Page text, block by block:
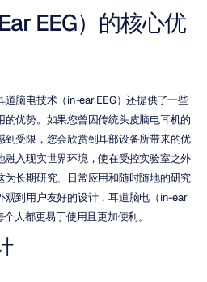
EEG）的核心优
脑电技术（in-ear EEG）还提供了一些
优势。如果您曾因传统头皮脑电耳机的
受限，您会欣赏到耳部设备所带来的优
入现实世界环境，使在受控实验室之外
长期研究、日常应用和随时随地的研究
观到用户友好的设计，耳道脑电（in-ear
人都更易于使用且更加便利。